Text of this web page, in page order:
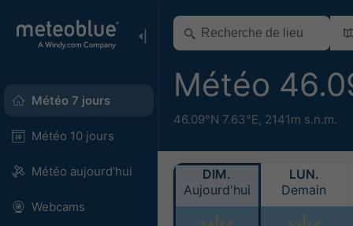
Météo 7 jours
Météo 10 jours
Météo aujourd'hui
Webcams
Météo
46.09°N 7.63°E, 2141m s.n.m.
DIM.
Aujourd'hui
LUN.
Demain